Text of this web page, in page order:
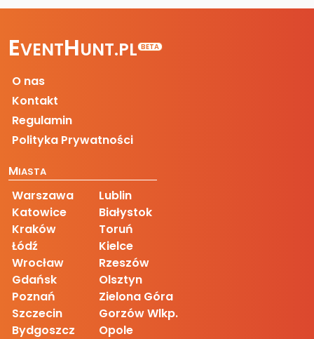
EVENTHUNT.PL BETA
O nas
Kontakt
Regulamin
Polityka Prywatności
MIASTA
Warszawa
Katowice
Kraków
Łódź
Wrocław
Gdańsk
Poznań
Szczecin
Bydgoszcz
Lublin
Białystok
Toruń
Kielce
Rzeszów
Olsztyn
Zielona Góra
Gorzów Wlkp.
Opole